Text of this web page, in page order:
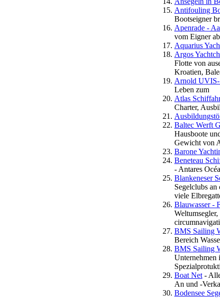
Antifouling
Bootseigner
Apenrade -
vom Eigner
Aquarius
Argos
Flotte von
Kroatien,
Arnold UVIS-
Leben zum
Atlas
Charter,
Baltec Werft
Hausboote
Gewicht von
Barone
Beneteau
- Antares
Blankeneser
Segelclubs
viele
Blauwasser -
BMS Sailing
Bereich
BMS Sailing
Unternehmen
Boat Net -
An und -
Bodensee